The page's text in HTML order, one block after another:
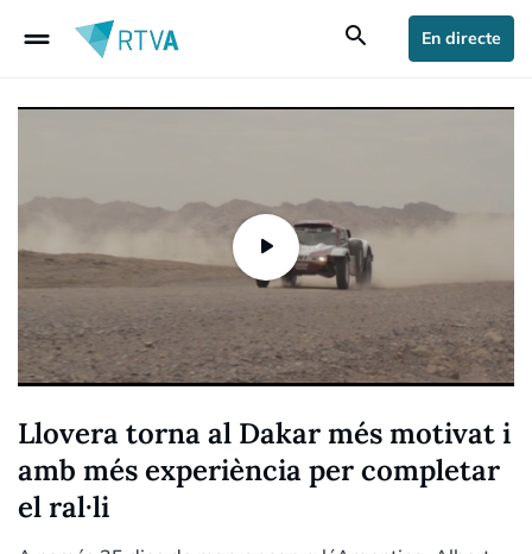
drag_handle search En directe
Llovera torna al Dakar més motivat i
amb més experiència per completar
el ral·li